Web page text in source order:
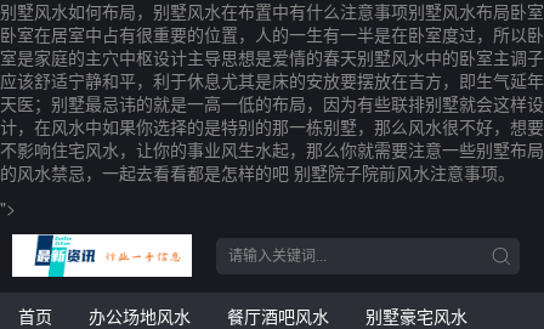
别墅风水如何布局，别墅风水在布置中有什么注意事项别墅风水布局卧室
卧室在居室中占有很重要的位置，人的一生有一半是在卧室度过，所以卧
室是家庭的主穴中枢设计主导思想是爱情的春天别墅风水中的卧室主调子
应该舒适宁静和平，利于休息尤其是床的安放要摆放在吉方，即生气延年
天医；别墅最忌讳的就是一高一低的布局，因为有些联排别墅就会这样设
计，在风水中如果你选择的是特别的那一栋别墅，那么风水很不好，想要
不影响住宅风水，让你的事业风生水起，那么你就需要注意一些别墅布局
的风水禁忌，一起去看看都是怎样的吧 别墅院子院前风水注意事项。
">
首页 办公场地风水 餐厅酒吧风水 别墅豪宅风水